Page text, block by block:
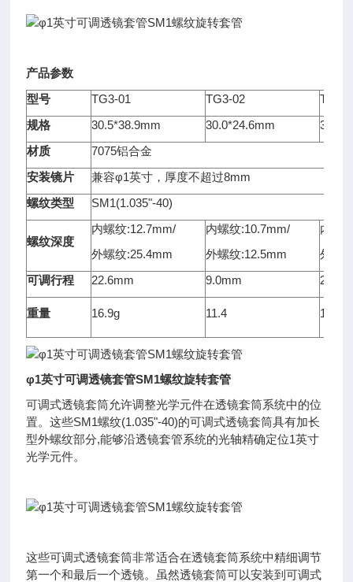
产品参数
型号
TG3-01 TG3-02
TG3-
规格
30.5*38.9mm 30.0*24.6mm
材质
7075铝合金
安装镜片
兼容φ1英寸，厚度不超过8mm
螺纹类型
SM1(1.035"-40)
螺纹深度
内螺纹:12.7mm/
外螺纹:25.4mm
内螺纹:10.7mm/
外螺纹:12.5mm
内螺
外螺
可调行程
22.6mm 9.0mm
重量 16.9g 11.4 14.5g
φ1英寸可调透镜套管SM1螺纹旋转套管
可调式透镜套筒允许调整光学元件在透镜套筒系统中的位
置。这些SM1螺纹(1.035"-40)的可调式透镜套筒具有加长
型外螺纹部分,能够沿透镜套管系统的光轴精确定位1英寸
光学元件。
这些可调式透镜套筒非常适合在透镜套筒系统中精细调节
第一个和最后一个透镜。虽然透镜套筒可以安装到可调式